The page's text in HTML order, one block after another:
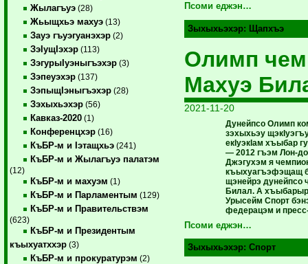
Жылагъуэ (28)
Жьыщхьэ махуэ (13)
Зауэ гъуэгуанэхэр (2)
ЗэIущIэхэр (113)
ЗэгурыIуэныгъэхэр (3)
Зэпеуэхэр (137)
ЗэпыщIэныгъэхэр (28)
Зэхыхьэхэр (56)
Кавказ-2020 (1)
Конференцхэр (16)
КъБР-м и Iэтащхьэ (241)
КъБР-м и Жылагъуэ палатэм
(12)
КъБР-м и махуэм (1)
КъБР-м и Парламентым (129)
КъБР-м и Правительствэм
(623)
КъБР-м и Президентым
къыхуатххэр (3)
КъБР-м и прокуратурэм (2)
Псоми еджэн…
Зыхыхьэхэр: Щапхъэ
Олимп
Махуэ
2021-11-20
Дунейпсо Олимп
зэхыхьэу
екIуэкIам хъыбар
— 2012 гъэм Лон-
Джэгухэм я
къыхуагъэфэщащ
щэнейрэ дунейпсо
Билал. А хъыбарыр
Урысейм Спорт
федерацэм и
Псоми еджэн…
Зыхыхьэхэр:Спорт